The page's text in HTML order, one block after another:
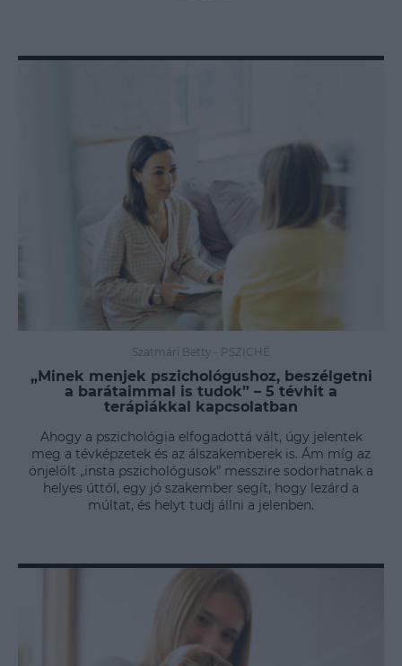
Szatmári Betty - PSZICHÉ
„Minek menjek pszichológushoz, beszélgetni
a barátaimmal is tudok” – 5 tévhit a
terápiákkal kapcsolatban
Ahogy a pszichológia elfogadottá vált, úgy jelentek
meg a tévképzetek és az álszakemberek is. Ám míg az
önjelölt „insta pszichológusok” messzire sodorhatnak a
helyes úttól, egy jó szakember segít, hogy lezárd a
múltat, és helyt tudj állni a jelenben.